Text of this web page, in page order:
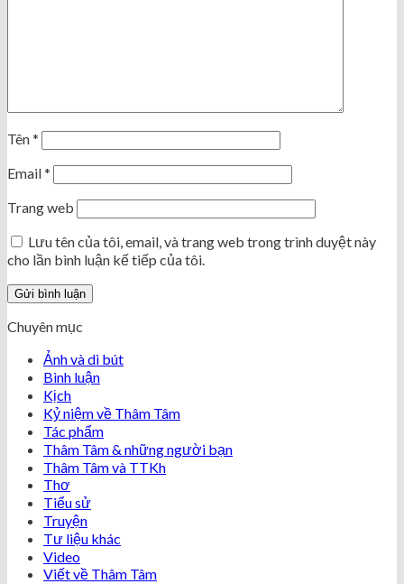
Tên*
Email*
Trang web
Lưu tên của tôi, email, và trang web trong trình duyệt này
cho lần bình luận kế tiếp của tôi.
Chuyên mục
Ảnh và di bút
Bình luận
Kịch
Kỷ niệm về Thâm Tâm
Tác phẩm
Thâm Tâm & những người bạn
Thâm Tâm và TTKh
Thơ
Tiểu sử
Truyện
Tư liệu khác
Video
Viết về Thâm Tâm